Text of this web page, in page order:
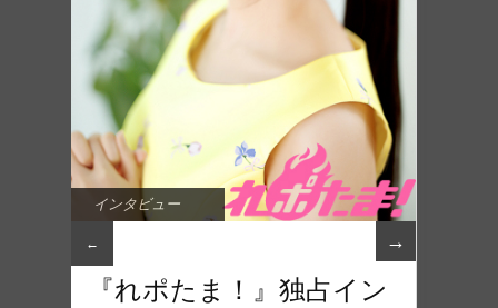
インタビュー
← →
『れポたま！』独占イン